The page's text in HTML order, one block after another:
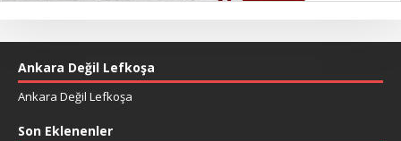
Ankara Değil Lefkoşa
Ankara Değil Lefkoşa
Son Eklenenler